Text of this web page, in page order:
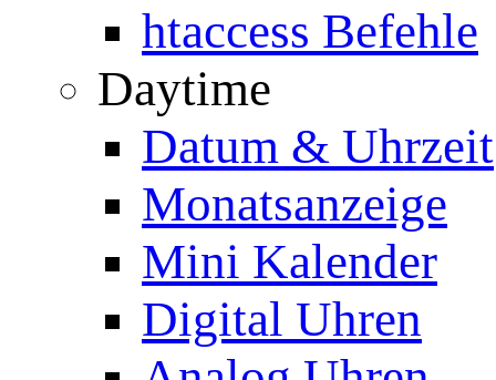
htaccess Befehle
Daytime
Datum & Uhrzeit
Monatsanzeige
Mini Kalender
Digital Uhren